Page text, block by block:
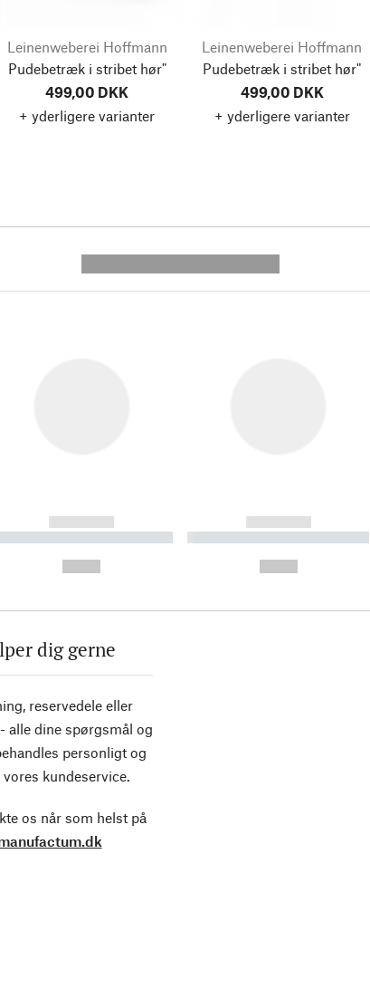
Leinenweberei Hoffmann
Pudebetræk i stribet hør"
499,00 DKK
+ yderligere varianter
Leinenweberei Hoffmann
Pudebetræk i stribet hør"
499,00 DKK
+ yderligere varianter
------------
----------- ----------
------------
----------- ----------- ----------
dig gerne
reservedele eller
alle dine spørgsmål og
personligt og
kundeservice.
os når som helst på